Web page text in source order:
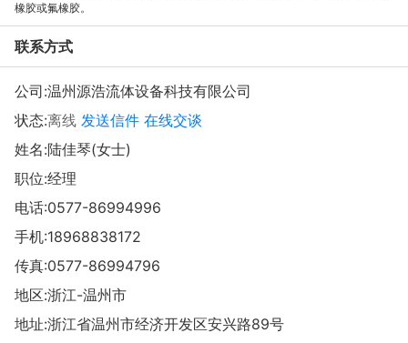
橡胶或氟橡胶。
联系方式
公司:温州源浩流体设备科技有限公司
状态:离线 发送信件 在线交谈
姓名:陆佳琴(女士)
职位:经理
电话:0577-86994996
手机:18968838172
传真:0577-86994796
地区:浙江-温州市
地址:浙江省温州市经济开发区安兴路89号